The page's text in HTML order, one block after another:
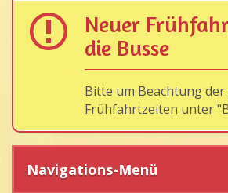
Neuer
die Busse
Bitte um Beachtung
Frühfahrtzeiten unter
Navigations-Menü